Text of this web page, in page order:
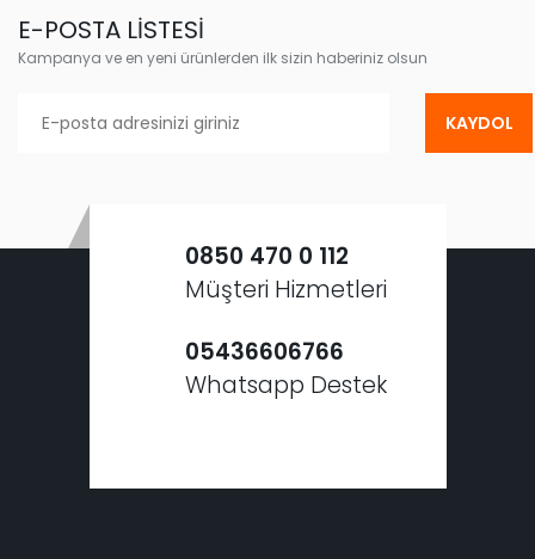
E-POSTA LİSTESİ
Kampanya ve en yeni ürünlerden ilk sizin haberiniz olsun
KAYDOL
0850 470 0 112
Müşteri Hizmetleri
05436606766
Whatsapp Destek